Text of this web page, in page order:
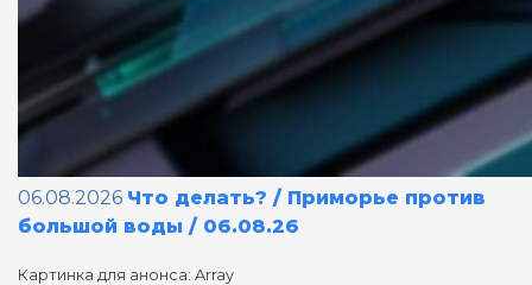
06.08.2026 Что делать? / Приморье против
большой воды / 06.08.26
Картинка для анонса: Array